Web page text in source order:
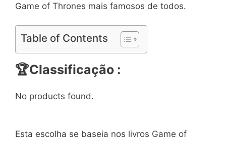
Game of Thrones mais famosos de todos.
Table of Contents
🏆Classificação :
No products found.
Esta escolha se baseia nos livros Game of